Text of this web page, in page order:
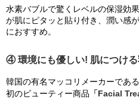
水素バブルで驚くレベルの保湿効
が肌にピタッと貼り付き、潤い感
におすすめ。
④ 環境にも優しい! 肌につける
韓国の有名マッコリメーカーである
初のビューティー商品 「Facial